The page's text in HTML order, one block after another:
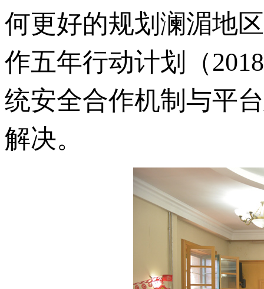
何更好的规划澜湄地
作五年行动计划（
统安全合作机制与平
解决。